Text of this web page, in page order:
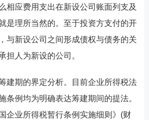
相应费用支出在新设公司账面列支及
是理所当然的。至于投资方支付的开
与新设公司之间形成债权与债务的关
担人为新设的公司。
期的界定分析。目前企业所得税法
条例均为明确表达筹建期间的提法。
企业所得税暂行条例实施细则》(财